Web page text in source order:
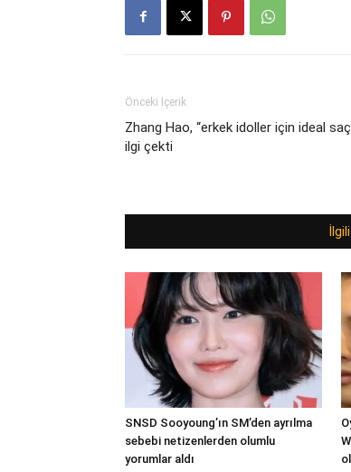
Önceki İçerik
Zhang Hao, “erkek idoller için ideal
ilgi çekti
SNSD Sooyoung’ın SM’den ayrılma
sebebi netizenlerden olumlu
yorumlar aldı